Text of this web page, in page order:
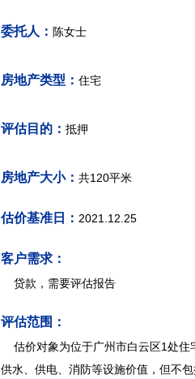
委托人： 陈女士
房地产类型： 住宅
评估目的： 抵押
房地产大小： 共120平米
估价基准日： 2021.12.25
客户需求：
贷款，需要评估报告
评估范围：
估价对象为位于广州市白云区1处住
供水、供电、消防等设施价值，但不